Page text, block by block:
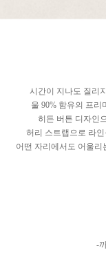
시간이 지나도 질리
울 90% 함유의 프
히든 버튼 디자인
허리 스트랩으로 라
어떤 자리에서도 어울리
-